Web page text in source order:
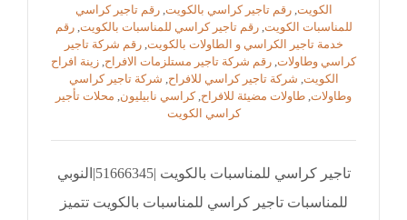
الكويت ,رقم تاجير كراسي بالكويت ,رقم تاجير كراسي
للمناسبات الكويت ,رقم تاجير كراسي للمناسبات بالكويت ,رقم
خدمة تاجير الكراسي و الطاولات بالكويت ,رقم شركة تاجير
كراسي وطاولات رقم شركة تاجير مستلزمات الافراح زينة افراح
الكويت شركة تاجير كراسي للافراح شركة تاجير كراسي
وطاولات طاولات مضيئة للافراح ,كراسي نابيليون محلات تأجير
كراسي الكويت
تاجير كراسي للمناسبات بالكويت |51666345|النوبي
للمناسبات تاجير كراسي للمناسبات بالكويت تتميز